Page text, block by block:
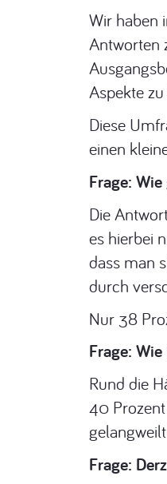
Wir haben
Antworten
Aspekte
Diese
einen
Frage:
Die
es hierbei
dass man
durch
Nur 38
Frage:
Rund die
40
Frage: